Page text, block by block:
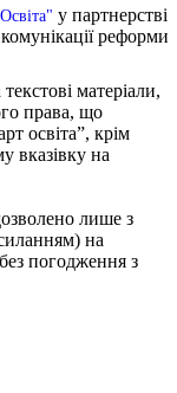
у партнерстві
реформи
матеріали,
права, що
освіта”, крім
вказівку на
лише з
на
погодження з